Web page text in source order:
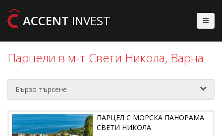
ACCENT INVEST
Парцели в м-т Свети Никола, Варна
Бързо търсене
ПАРЦЕЛ С МОРСКА ПАНОРАМА
СВЕТИ НИКОЛА